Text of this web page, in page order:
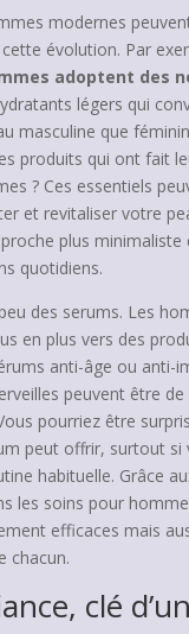
modernes
évolution. Par
adoptent des
légers qui
masculine que
produits qui ont fait
? Ces essentiels
et revitaliser votre
plus minimaliste
quotidiens.
des serums. Les
en plus vers des
anti-âge ou anti-
peuvent être de
pourriez être
peut offrir, surtout si
habituelle. Grâce
les soins pour
efficaces mais
chacun.
clé